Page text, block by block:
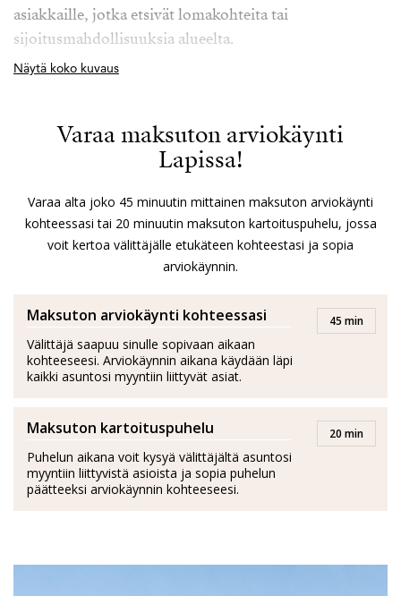
asiakkaille, jotka etsivät lomakohteita tai
sijoitusmahdollisuuksia alueelta.
Asiakkaat ovat usein kuvanneet Jennin luotettavaksi,
omistautunut työlleen ja panostaa jokaiseen kauppaan
täysillä. Jennillä on kyky luoda mukautettuja ratkaisuja
ja tarjota ajankohtaista markkinatietoa. Hänen
intohimonsa on luoda täydellinen asiakaskokemus,
jossa asiakkaat kokevat, että heidän tarpeensa otetaan
huomioon ja että prosessi on sujuva ja vaivaton.
luonnossa liikkumista, mikä tukee hänen kykyään
rentoutua ja nauttia elämästään myös kiireisen työn
keskellä. Jenni on kiinteistönvälittäjä, joka panostaa
asiakaskokemuksen huolelliseen räätälöintiin ja haluaa
mahdollisella tavalla.
Näytä koko kuvaus
Varaa maksuton arviokäynti
Lapissa!
Varaa alta joko 45 minuutin mittainen maksuton arviokäynti
kohteessasi tai 20 minuutin maksuton kartoituspuhelu, jossa
voit kertoa välittäjälle etukäteen kohteestasi ja sopia
arviokäynnin.
Maksuton arviokäynti kohteessasi 45 min
Välittäjä saapuu sinulle sopivaan aikaan
kohteeseesi. Arviokäynnin aikana käydään läpi
kaikki asuntosi myyntiin liittyvät asiat.
Maksuton kartoituspuhelu 20 min
Puhelun aikana voit kysyä välittäjältä asuntosi
myyntiin liittyvistä asioista ja sopia puhelun
päätteeksi arviokäynnin kohteeseesi.